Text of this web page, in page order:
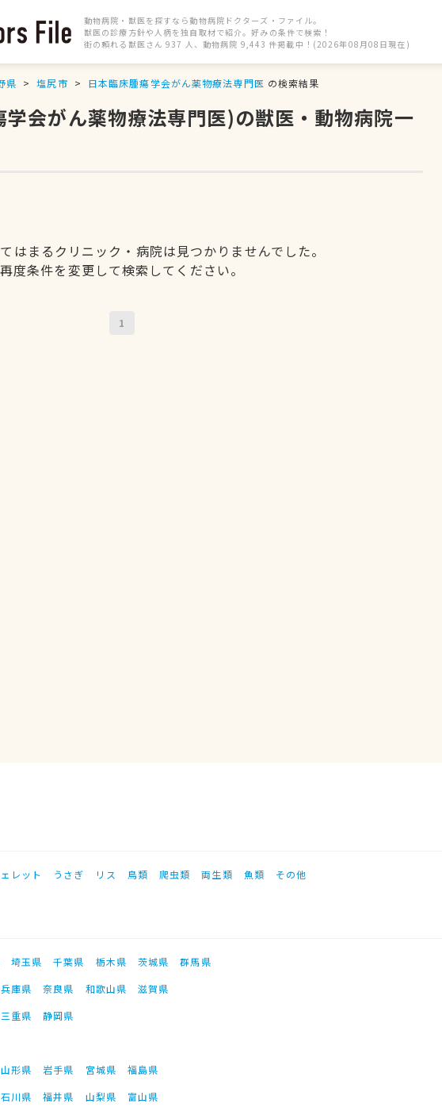
動物病院・獣医を探すなら動物病院ドクターズ・ファイル。
獣医の診療方針や人柄を独自取材で紹介。好みの条件で検索！
街の頼れる獣医さん 937 人、動物病院 9,443 件掲載中！(2026年08月08日現在)
県 塩尻市 日本臨床腫瘍学会がん薬物療法専門医 の検索結果
会がん薬物療法専門医)の獣医・動物病院一
はまるクリニック・病院は見つかりませんでした。
再度条件を変更して検索してください。
1
レット うさぎ リス 鳥類 爬虫類 両生類 魚類 その他
埼玉県 千葉県 栃木県 茨城県
群馬県
兵庫県 奈良県 和歌山県
滋賀県
三重県
静岡県
山形県 岩手県 宮城県
福島県
石川県 福井県 山梨県
富山県